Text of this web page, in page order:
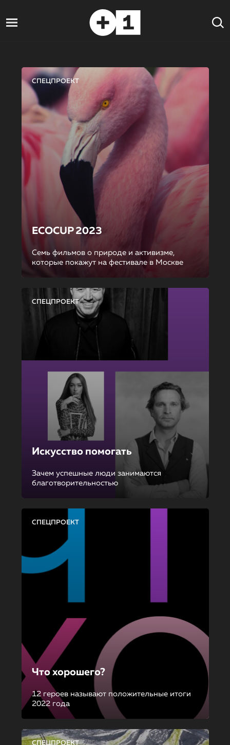
СПЕЦПРОЕКТ
ECOCUP 2023
Семь фильмов о природе и активизме,
которые покажут на фестивале в Москве
СПЕЦПРОЕКТ
Искусство помогать
Зачем успешные люди занимаются
благотворительностью
СПЕЦПРОЕКТ
Что хорошего?
12 героев называют положительные итоги
2022 года
СПЕЦПРОЕКТ